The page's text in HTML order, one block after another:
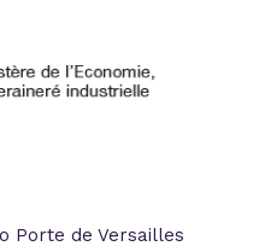
Porte de Versailles